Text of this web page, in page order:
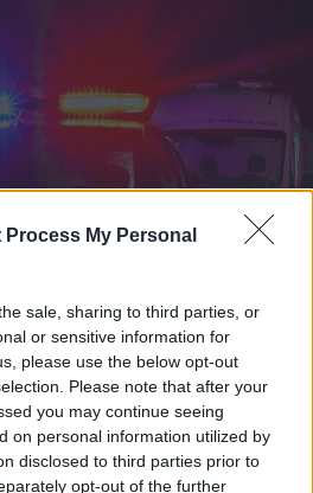
Process My Personal
sale, sharing to third parties, or
or sensitive information for
please use the below opt-out
Please note that after your
you may continue seeing
on personal information utilized by
disclosed to third parties prior to
opt-out of the further
falusfelét